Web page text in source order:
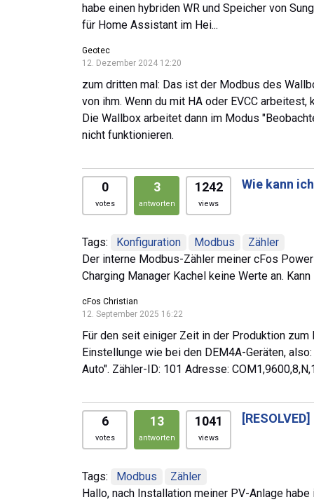
habe einen hybriden WR und Speicher von
für Home Assistant im Hei...
Geotec
12. Dezember 2024 12:20
zum dritten mal: Das ist der Modbus des
von ihm. Wenn du mit HA oder EVCC
Die Wallbox arbeitet dann im Modus
nicht funktionieren.
0
votes
3
antworten
1242
views
Wie kann
Tags: Konfiguration Modbus
Zähler
Der interne Modbus-Zähler meiner cFos
Charging Manager Kachel keine Werte an.
cFos Christian
12. September 2025 16:22
Für den seit einiger Zeit in der Produktion
Einstellunge wie bei den DEM4A-Geräten,
Auto". Zähler-ID: 101 Adresse:
6
votes
13
antworten
1041
views
[RESOLVED]
Tags: Modbus
Zähler
Hallo, nach Installation meiner PV-Anlage